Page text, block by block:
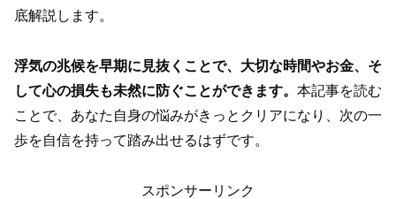
底解説します。
浮気の兆候を早期に見抜くことで、大切な時間やお金、そ
して心の損失も未然に防ぐことができます。 本記事を読む
ことで、あなた自身の悩みがきっとクリアになり、次の一
歩を自信を持って踏み出せるはずです。
スポンサーリンク